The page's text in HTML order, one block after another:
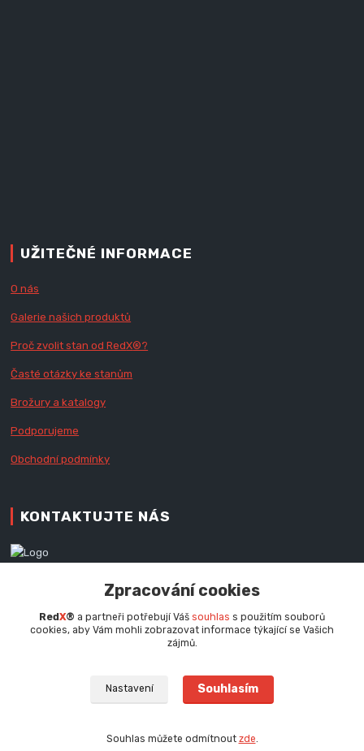
UŽITEČNÉ INFORMACE
O nás
Galerie našich produktů
Proč zvolit stan od RedX®?
Časté otázky ke stanům
Brožury a katalogy
Podporujeme
Obchodní podmínky
KONTAKTUJTE NÁS
+420 777 979 111
info@redx.cz
Zpracování cookies
Red X® a partneři potřebují Váš souhlas s použitím souborů
cookies, aby Vám mohli zobrazovat informace týkající se Vašich
zájmů.
Nastavení Souhlasím
Souhlas můžete odmítnout zde.